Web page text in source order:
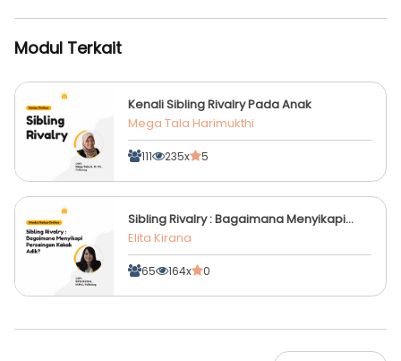
Modul Terkait
Kenali Sibling Rivalry Pada Anak
Mega Tala Harimukthi
111 235x 5
Sibling Rivalry : Bagaimana Menyikapi
Persaingan Kakak Adik
Elita Kirana
65 164x 0